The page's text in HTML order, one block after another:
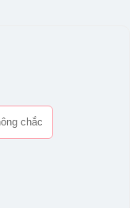
chắc